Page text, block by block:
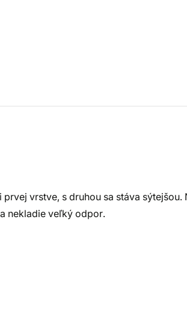
vrstve, s druhou sa stáva sýtejšou.
nekladie veľký odpor.